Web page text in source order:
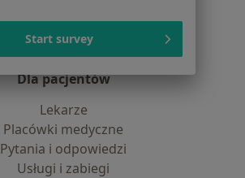
Kontakt
Dla pacjentów
Lekarze
Placówki medyczne
Pytania i odpowiedzi
Usługi i zabiegi
Start survey